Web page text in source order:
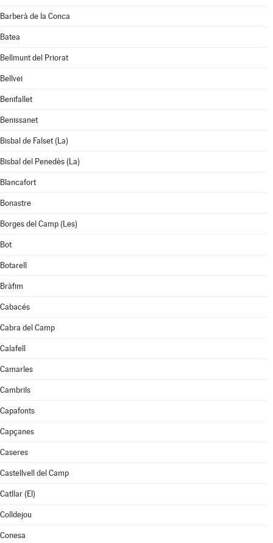
Barberà de la Conca
Batea
Bellmunt del Priorat
Bellvei
Benifallet
Benissanet
Bisbal de Falset (La)
Bisbal del Penedès (La)
Blancafort
Bonastre
Borges del Camp (Les)
Bot
Botarell
Bràfim
Cabacés
Cabra del Camp
Calafell
Camarles
Cambrils
Capafonts
Capçanes
Caseres
Castellvell del Camp
Catllar (El)
Colldejou
Conesa